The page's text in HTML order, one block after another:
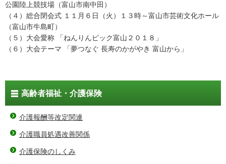
公園陸上競技場（富山市南中田）
（４）総合閉会式 １１月６日（火）１３時～富山市芸術文化ホール
（富山市牛島町）
（５）大会愛称 「ねんりんピック富山２０１８」
（６）大会テーマ 「夢つなぐ 長寿のかがやき 富山から」
高齢者福祉・介護保険
介護報酬等改定関連
介護職員処遇改善関係
介護保険のしくみ